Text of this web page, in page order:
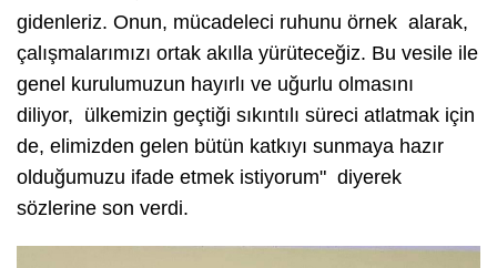
gidenleriz. Onun, mücadeleci ruhunu örnek alarak,
çalışmalarımızı ortak akılla yürüteceğiz. Bu vesile ile
genel kurulumuzun hayırlı ve uğurlu olmasını
diliyor, ülkemizin geçtiği sıkıntılı süreci atlatmak için
de, elimizden gelen bütün katkıyı sunmaya hazır
olduğumuzu ifade etmek istiyorum" diyerek
sözlerine son verdi.